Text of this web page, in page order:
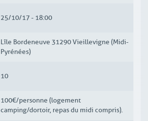
25/10/17 - 18:00
Lîle Bordeneuve 31290 Vieillevigne (Midi-
Pyrénées)
10
100€/personne (logement
camping/dortoir, repas du midi compris).